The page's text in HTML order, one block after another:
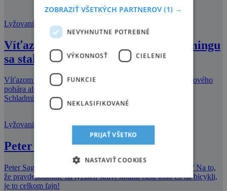
Lyžovanie
Víťazom nočného slalomu v Schladmingu
sa stal Grange
Víťazom siedmeho mužského slalomu sezóny v rámci Svetového
pohára alpských lyžiarovsa v utorok večer v rakúskom
Schladmingustal Francúz Jean-Baptis
Lyžovanie
Peter Sagan na lyžiach
Peter Sagan v stredisku Courchevel. Čo poviete, ide mu to? Na to,
že pravdepodobne na lyžiach strávi stotinu času toho čo na bicykli,
je to celkom fajn!
ZOBRAZIŤ VŠETKÝCH PARTNEROV(1) →
NEVYHNUTNE POTREBNÉ
VÝKONNOSŤ CIELENIE
FUNKCIE
NEKLASIFIKOVANÉ
PRIJAŤ VŠETKO
NASTAVIŤ COOKIES